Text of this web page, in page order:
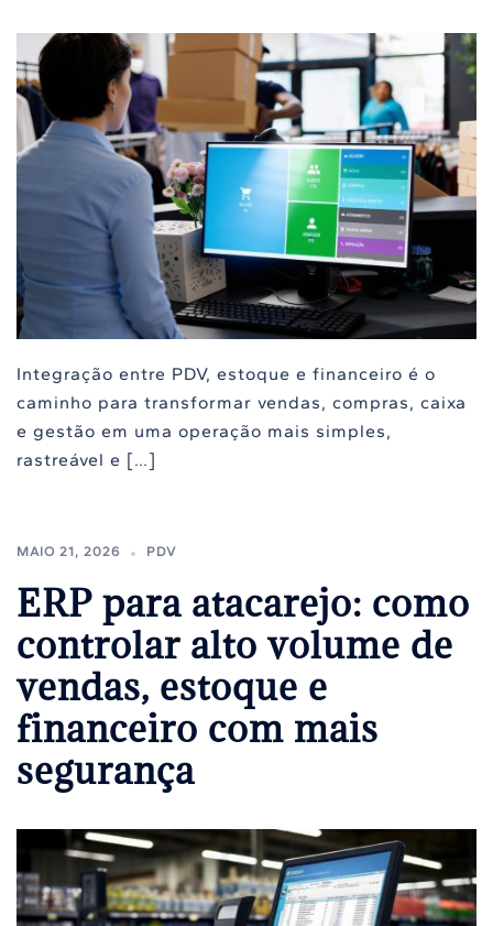
Integração entre PDV, estoque e financeiro é o
caminho para transformar vendas, compras, caixa
e gestão em uma operação mais simples,
rastreável e […]
MAIO 21, 2026 PDV
ERP para atacarejo: como
controlar alto volume de
vendas, estoque e
financeiro com mais
segurança